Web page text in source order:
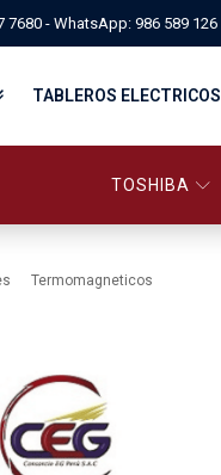
7680 - WhatsApp: 986 589 126
TERMOMAGNÉTICOS
SEÑALIZACIÓN Y CONTROL
TRANSFORMADORES
UPS
TABLEROS ELECTRICOS
PANELBOARD, TABLEROS
TOSHIBA
Termomagneticos